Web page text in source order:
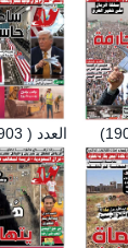
العدد ( 1903)